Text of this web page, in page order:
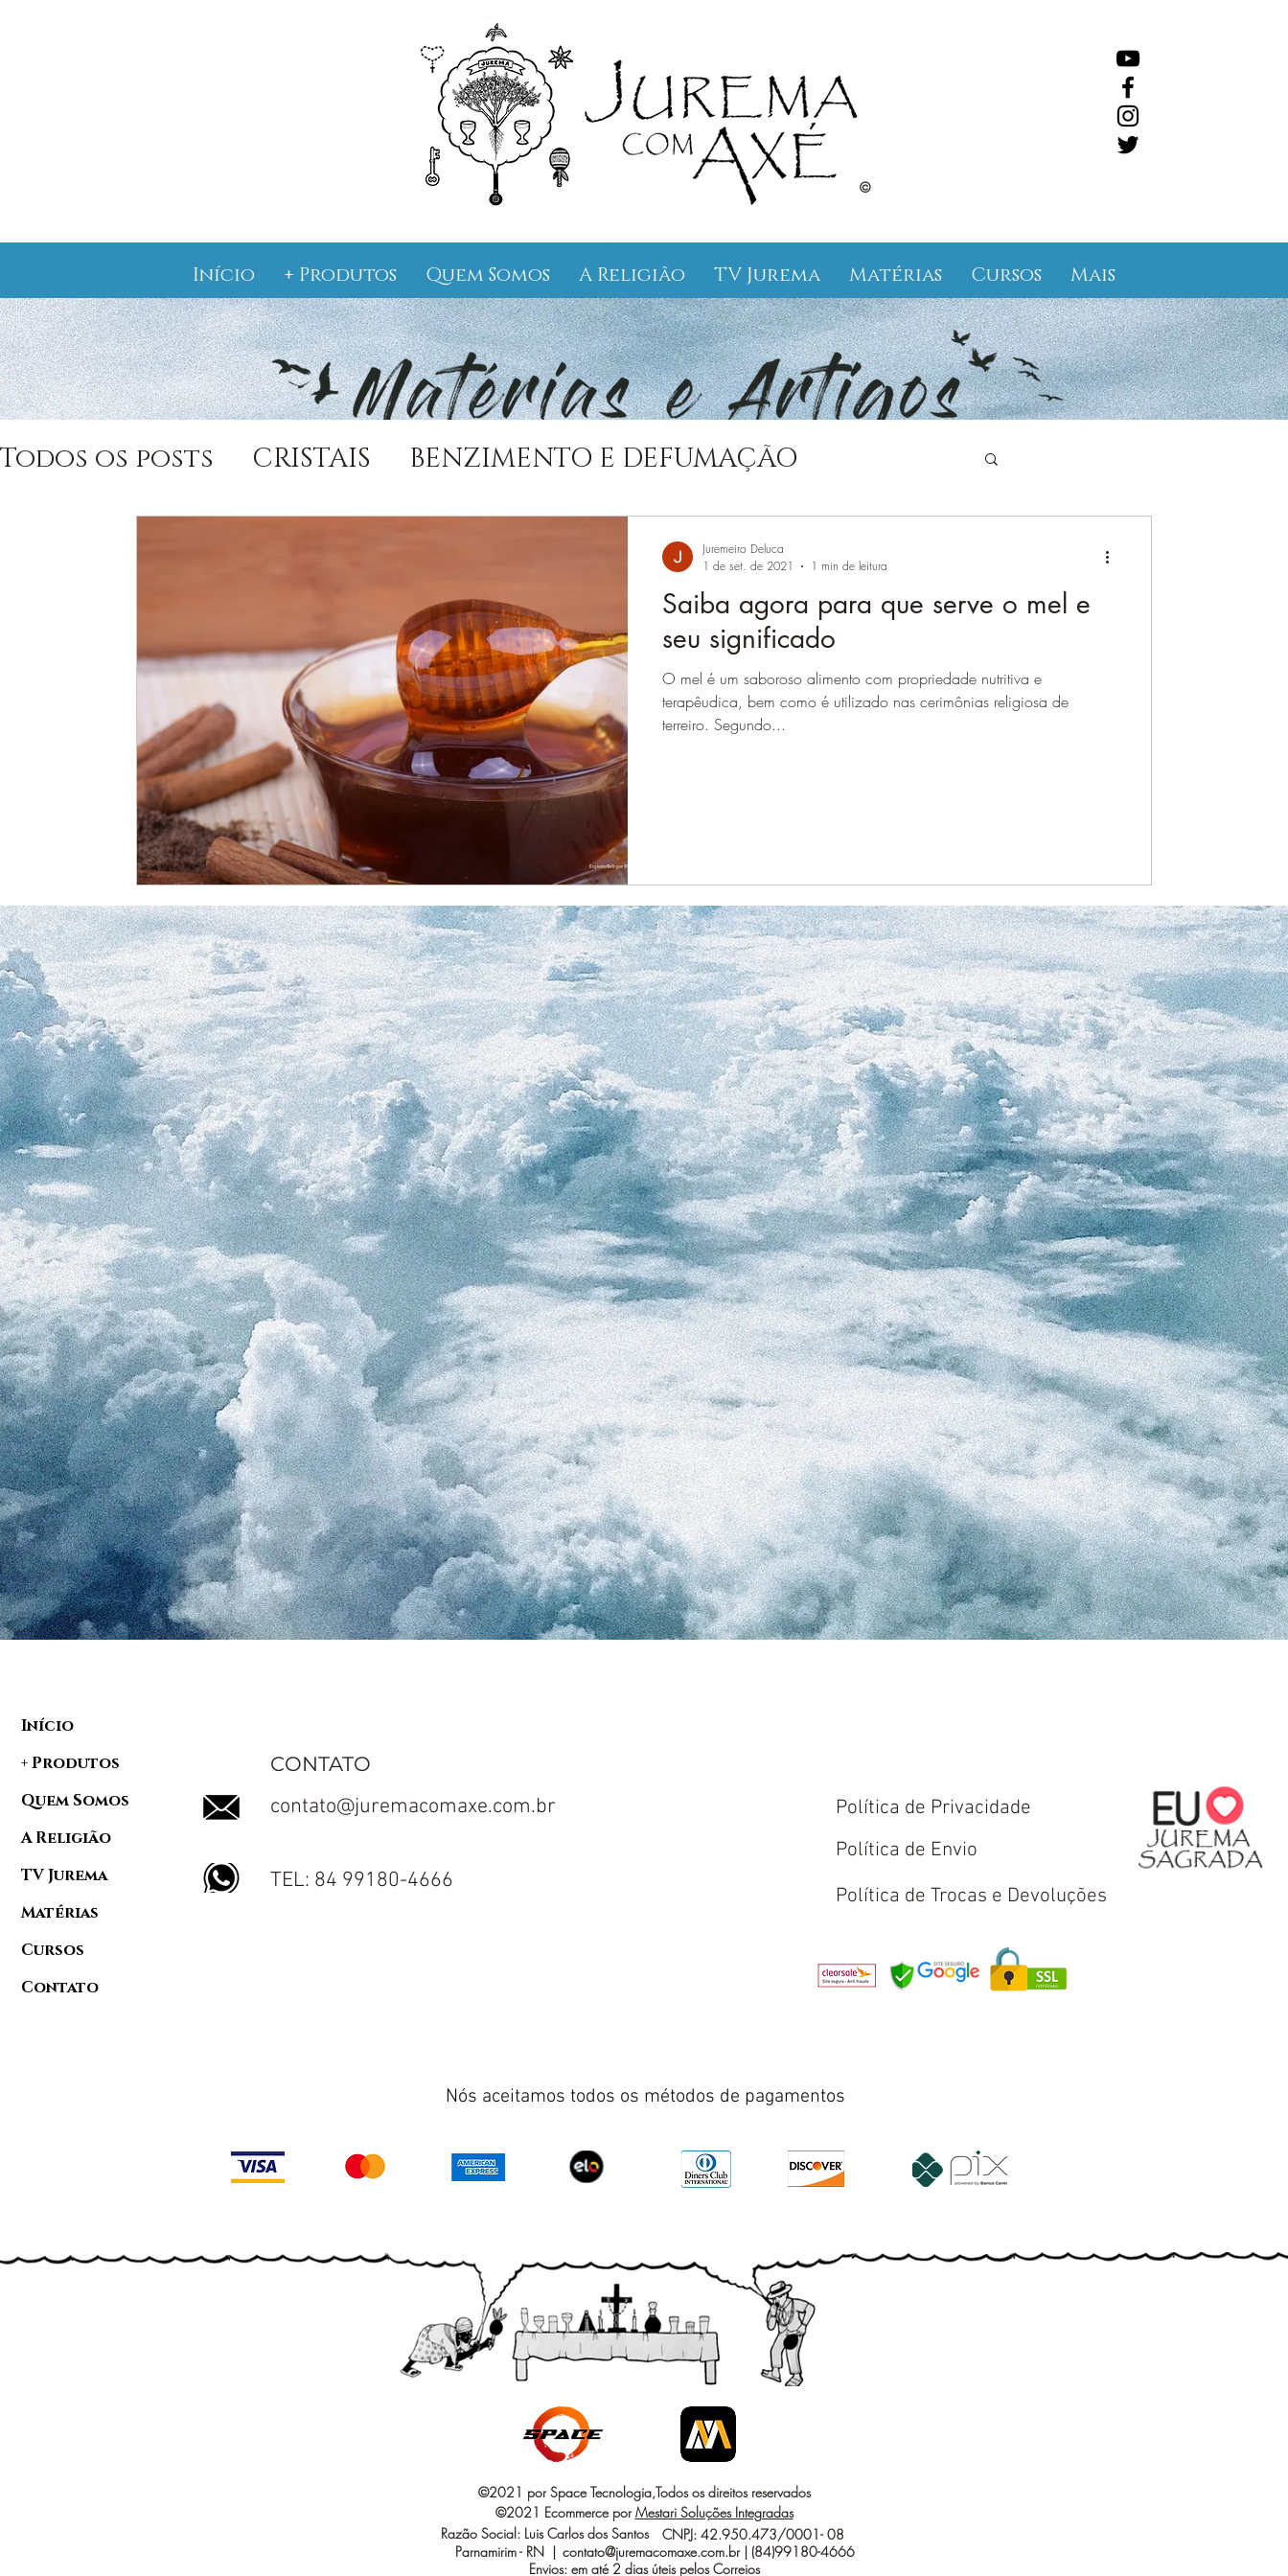
©
Início + Produtos Quem Somos A Religião TV Jurema Matérias Cursos Mais
Todos os posts CRISTAIS BENZIMENTO E DEFUMAÇÃO
JUREMA SAGRADA CATIMBÓ
ENTIDADES ENSINAMENTOS
ORIXÁS E ENSINAMENTOS LOJA JUREMA COM AXÉ
Saiba agora para que serve o mel e
seu significado
O mel é um saboroso alimento com propriedade nutritiva e
terapêudica, bem como é utilizado nas cerimônias religiosa de
terreiro. Segundo...
Juremeiro Deluca
1 de set. de 2021
1 min de leitura
Início
+ Produtos
Quem Somos
A Religião
TV Jurema
Matérias
Cursos
Contato
CONTATO
contato@juremacomaxe.com.br
TEL: 84 99180-4666
Política de Privacidade
Política de Envio
Política de Trocas e Devoluções
Nós aceitamos todos os métodos de pagamentos
©2021 por Space Tecnologia,Todos os direitos reservados
©2021 Ecommerce porMestari Soluções Integradas
Razão Social: Luis Carlos dos Santos
Parnamirim - RN |
Envios: em até 2 dias úteis pelos Correios
CNPJ: 42.950.473/0001- 08
contato@juremacomaxe.com.br| (84)99180-4666